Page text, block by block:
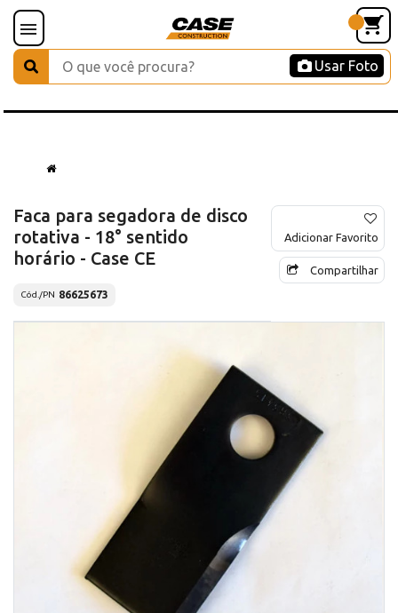
Usar Foto
Faca para segadora de disco
rotativa - 18° sentido
horário - Case CE
Cód./PN 86625673
Adicionar Favorito
Compartilhar